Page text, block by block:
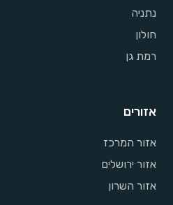
נתניה
חולון
רמת גן
אזורים
אזור המרכז
אזור ירושלים
אזור השרון